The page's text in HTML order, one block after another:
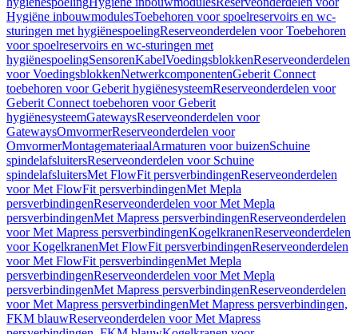
Hygiëne inbouwmodulesToebehoren voor spoelreservoirs en wc-
sturingen met hygiënespoelingReserveonderdelen voor Toebehoren
voor spoelreservoirs en wc-sturingen met
hygiënespoelingSensorenKabelVoedingsblokkenReserveonderdelen
voor VoedingsblokkenNetwerkcomponentenGeberit Connect
toebehoren voor Geberit hygiënesysteemReserveonderdelen voor
Geberit Connect toebehoren voor Geberit
hygiënesysteemGatewaysReserveonderdelen voor
GatewaysOmvormerReserveonderdelen voor
OmvormerMontagemateriaalArmaturen voor buizenSchuine
spindelafsluitersReserveonderdelen voor Schuine
spindelafsluitersMet FlowFit persverbindingenReserveonderdelen
voor Met FlowFit persverbindingenMet Mepla
persverbindingenReserveonderdelen voor Met Mepla
persverbindingenMet Mapress persverbindingenReserveonderdelen
voor Met Mapress persverbindingenKogelkranenReserveonderdelen
voor KogelkranenMet FlowFit persverbindingenReserveonderdelen
voor Met FlowFit persverbindingenMet Mepla
persverbindingenReserveonderdelen voor Met Mepla
persverbindingenMet Mapress persverbindingenReserveonderdelen
voor Met Mapress persverbindingenMet Mapress persverbindingen,
FKM blauwReserveonderdelen voor Met Mapress